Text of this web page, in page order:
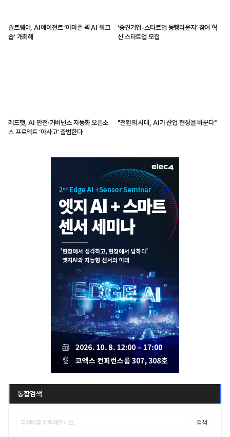
솔트웨어, AI에이전트 ‘아마존 퀵 AI 워크
숍’ 개최해
‘중견기업-스타트업 동행라운지’ 참여 혁
신 스타트업 모집
레드햇, AI 안전·거버넌스 자동화 오픈소
스 프로젝트 ‘아사고’ 출범한다
"전환의 시대, AI가 산업 현장을 바꾼다"
통합검색
검색